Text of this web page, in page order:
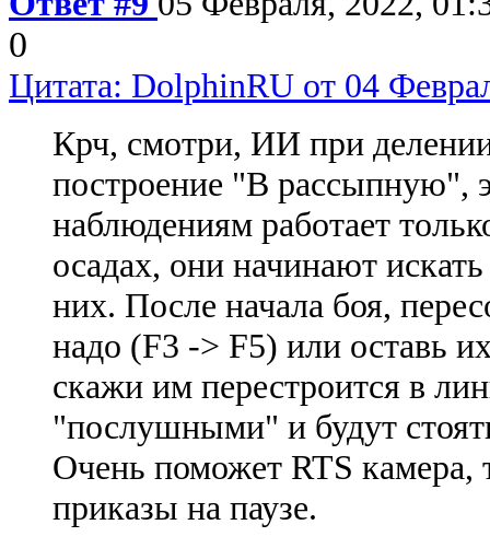
0
Цитата: DolphinRU от 04
Крч, смотри, ИИ при
построение "В рассыпную",
наблюдениям работает
осадах, они начинают
них. После начала боя,
надо (F3 -> F5) или оставь
скажи им перестроится в
"послушными" и будут
Очень поможет RTS камера,
приказы на паузе.